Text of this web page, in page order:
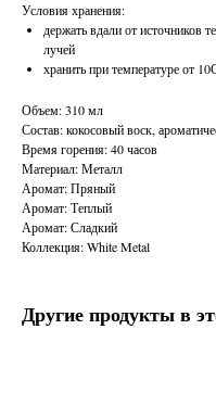
Условия хранения:
держать вдали от источников
лучей
хранить при температуре от
Объем: 310 мл
Состав: кокосовый воск,
Время горения: 40 часов
Материал: Металл
Аромат: Пряный
Аромат: Теплый
Аромат: Сладкий
Коллекция: White Metal
Другие продукты в